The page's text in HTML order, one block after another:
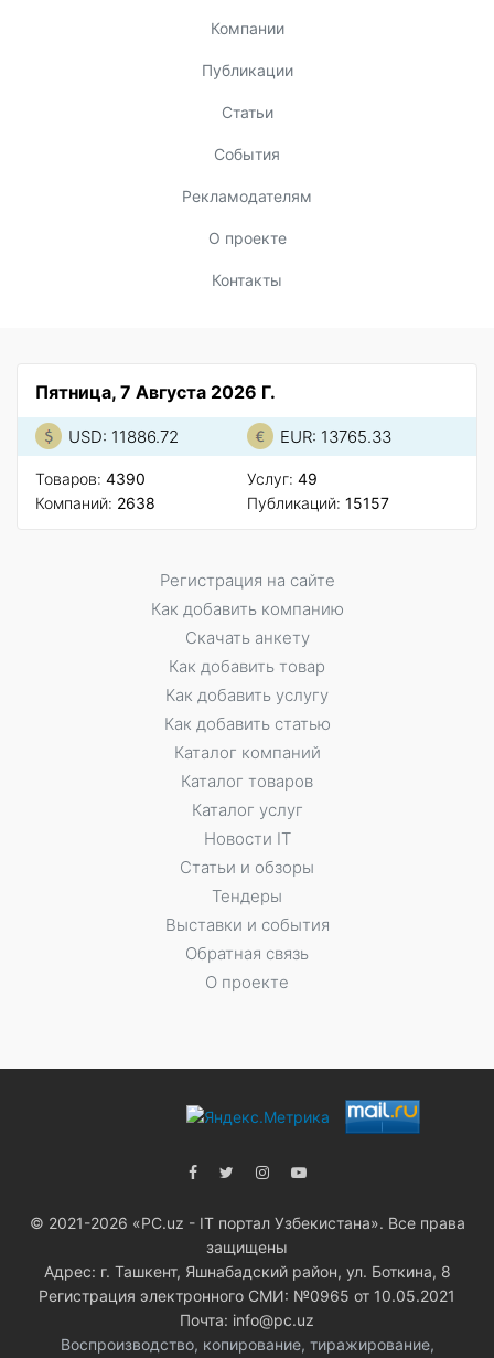
Компании
Публикации
Статьи
События
Рекламодателям
О проекте
Контакты
Пятница, 7 Августа 2026 Г.
USD: 11886.72 EUR: 13765.33
Товаров: 4390
Компаний: 2638
Услуг: 49
Публикаций: 15157
Регистрация на сайте
Как добавить компанию
Скачать анкету
Как добавить товар
Как добавить услугу
Как добавить статью
Каталог компаний
Каталог товаров
Каталог услуг
Новости IT
Статьи и обзоры
Тендеры
Выставки и события
Обратная связь
О проекте
© 2021-2026 «PC.uz - IT портал Узбекистана». Все права
защищены
Адрес: г. Ташкент, Яшнабадский район, ул. Боткина, 8
Регистрация электронного СМИ: №0965 от 10.05.2021
Почта: info@pc.uz
Воспроизводство, копирование, тиражирование,